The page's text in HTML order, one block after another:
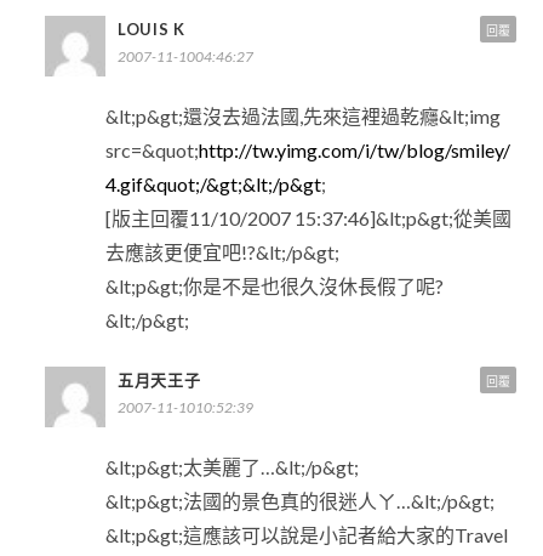
LOUIS K
2007-11-1004:46:27
&lt;p&gt;還沒去過法國,先來這裡過乾癮&lt;img
src=&quot;http://tw.yimg.com/i/tw/blog/smiley/
4.gif&quot;/&gt;&lt;/p&gt;
[版主回覆11/10/2007 15:37:46]&lt;p&gt;從美國
去應該更便宜吧!?&lt;/p&gt;
&lt;p&gt;你是不是也很久沒休長假了呢?
&lt;/p&gt;
回覆
五月天王子
2007-11-1010:52:39
&lt;p&gt;太美麗了…&lt;/p&gt;
&lt;p&gt;法國的景色真的很迷人ㄚ…&lt;/p&gt;
&lt;p&gt;這應該可以說是小記者給大家的Travel
回覆